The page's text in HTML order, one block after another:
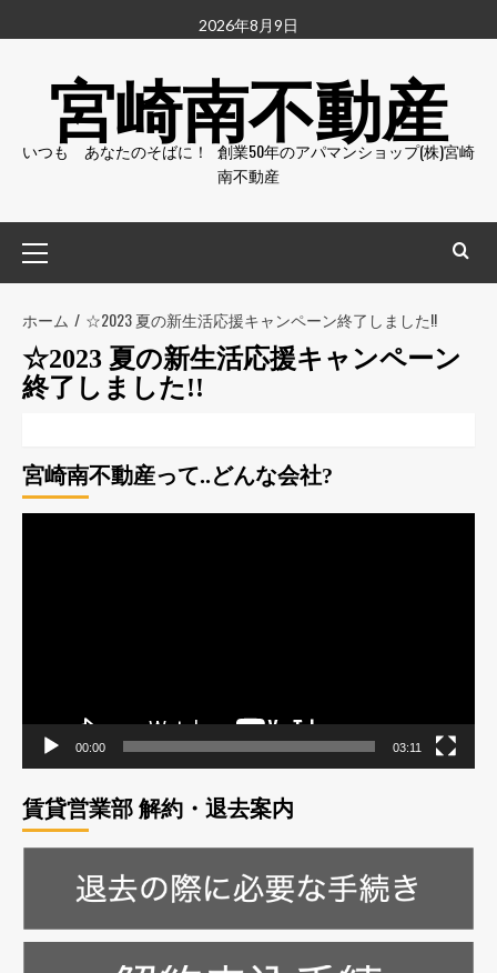
2026年8月9日
宮崎南不動産
いつも あなたのそばに！ 創業50年のアパマンショップ(株)宮崎
南不動産
ホーム ☆2023 夏の新生活応援キャンペーン終了しました!!
☆2023 夏の新生活応援キャンペーン
終了しました!!
宮崎南不動産って..どんな会社?
00:00 03:11
賃貸営業部 解約・退去案内